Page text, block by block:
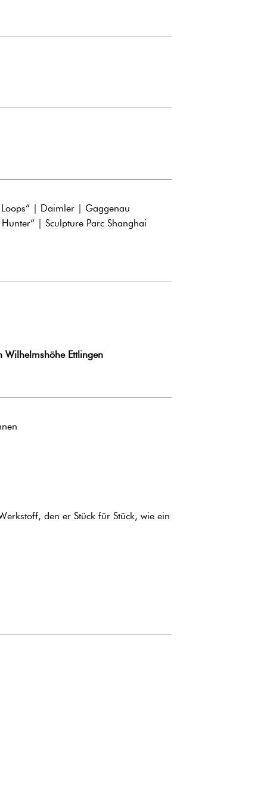
Loops“ | Daimler | Gaggenau
| Sculpture Parc Shanghai
Wilhelmshöhe Ettlingen
den er Stück für Stück, wie ein